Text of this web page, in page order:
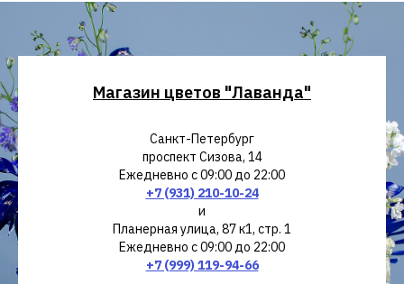
Магазин цветов "Лаванда"
Санкт-Петербург
проспект Сизова, 14
Ежедневно с 09:00 до 22:00
+7 (931) 210-10-24
и
Планерная улица, 87 к1, стр. 1
Ежедневно с 09:00 до 22:00
+7 (999) 119-94-66